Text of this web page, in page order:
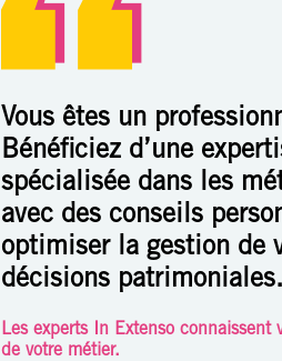
Vous êtes un
Bénéficiez d’une
spécialisée dans les
avec des conseils
optimiser la gestion de
décisions patrimoniales.
Les experts In Extenso
de votre métier.